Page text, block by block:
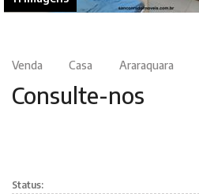
Venda Casa Araraquara
Consulte-nos
Status: